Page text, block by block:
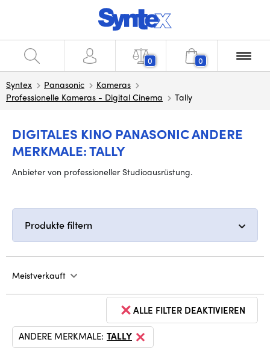
0 0
Syntex Panasonic
Kameras
Professionelle Kameras - Digital Cinema
Tally
DIGITALES KINO PANASONIC ANDERE
MERKMALE: TALLY
Anbieter von professioneller Studioausrüstung.
Produkte filtern
Meistverkauft
ALLE FILTER DEAKTIVIEREN
ANDERE MERKMALE: TALLY